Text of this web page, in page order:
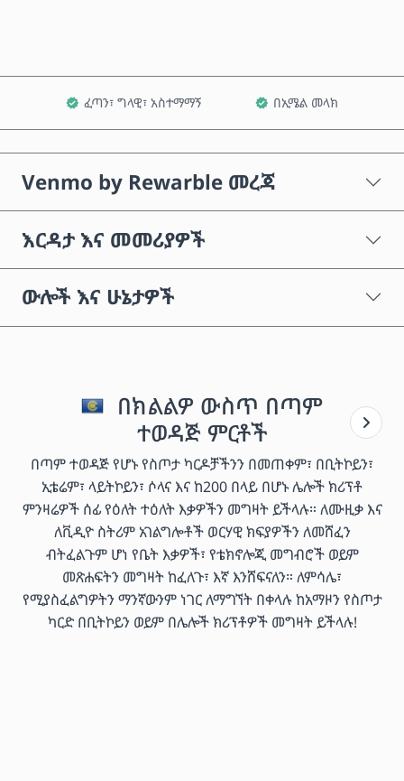
ፈጣን፣ ግላዊ፣ አስተማማኝ በኢሜል መላክ
Venmo by Rewarble መረጃ
እርዳታ እና መመሪያዎች
ውሎች እና ሁኔታዎች
በክልልዎ ውስጥ በጣም
ተወዳጅ ምርቶች
በጣም ተወዳጅ የሆኑ የስጦታ ካርዶቻችንን በመጠቀም፣ በቢትኮይን፣
ኢቴሬም፣ ላይትኮይን፣ ሶላና እና ከ200 በላይ በሆኑ ሌሎች ክሪፕቶ
ምንዛሬዎች ሰፊ የዕለት ተዕለት እቃዎችን መግዛት ይችላሉ። ለሙዚቃ እና
ለቪዲዮ ስትሪም አገልግሎቶች ወርሃዊ ክፍያዎችን ለመሸፈን
ብትፈልጉም ሆነ የቤት እቃዎች፣ የቴክኖሎጂ መግብሮች ወይም
መጽሐፍትን መግዛት ከፈለጉ፣ እኛ እንሸፍናለን። ለምሳሌ፣
የሚያስፈልግዎትን ማንኛውንም ነገር ለማግኘት በቀላሉ ከአማዞን የስጦታ
ካርድ በቢትኮይን ወይም በሌሎች ክሪፕቶዎች መግዛት ይችላሉ!